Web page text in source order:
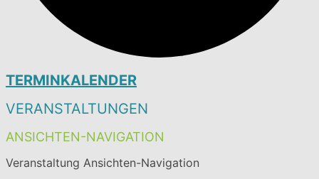
TERMINKALENDER
VERANSTALTUNGEN
ANSICHTEN-NAVIGATION
Veranstaltung Ansichten-Navigation